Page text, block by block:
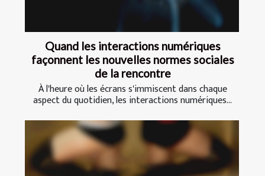
Quand les interactions numériques
façonnent les nouvelles normes sociales
de la rencontre
À l'heure où les écrans s'immiscent dans chaque
aspect du quotidien, les interactions numériques...